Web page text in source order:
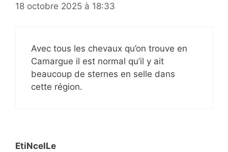
18 octobre 2025 à 18:33
Avec tous les chevaux qu’on trouve en
Camargue il est normal qu’il y ait
beaucoup de sternes en selle dans
cette région.
EtiNcelLe